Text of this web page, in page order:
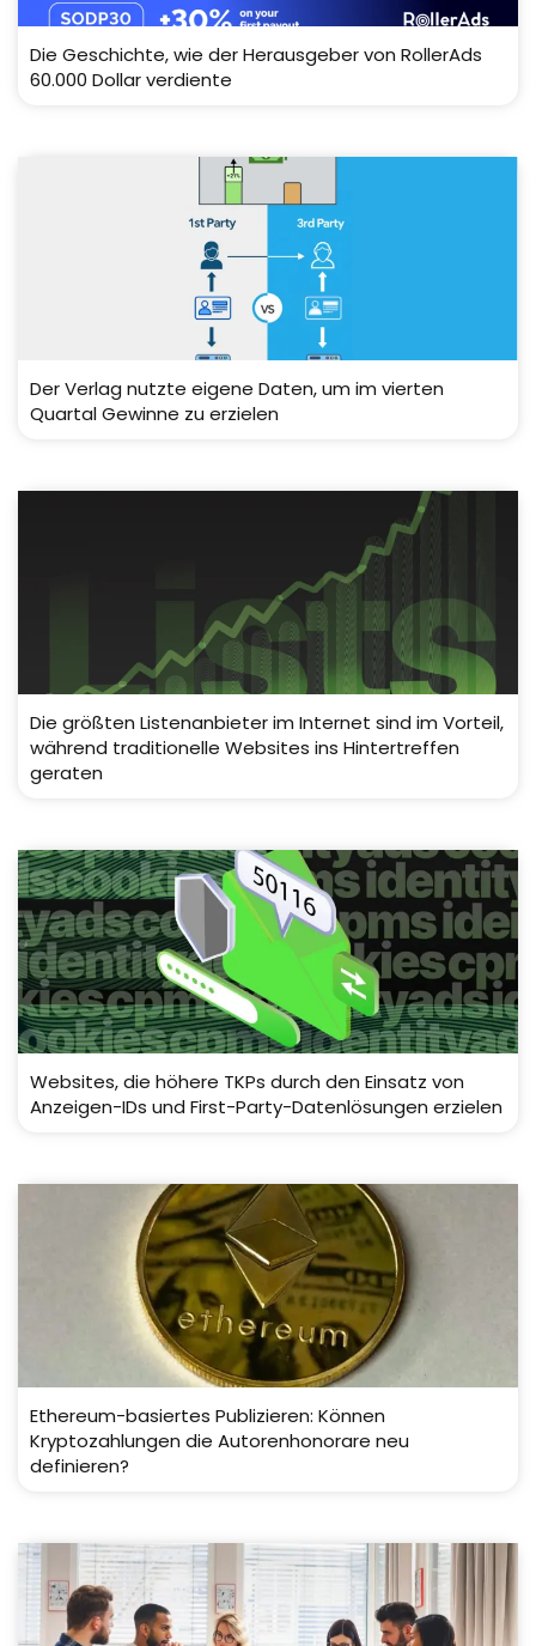
Die Geschichte, wie der Herausgeber von RollerAds
60.000 Dollar verdiente
Der Verlag nutzte eigene Daten, um im vierten
Quartal Gewinne zu erzielen
Die größten Listenanbieter im Internet sind im Vorteil,
während traditionelle Websites ins Hintertreffen
geraten
Websites, die höhere TKPs durch den Einsatz von
Anzeigen-IDs und First-Party-Datenlösungen erzielen
Ethereum-basiertes Publizieren: Können
Kryptozahlungen die Autorenhonorare neu
definieren?